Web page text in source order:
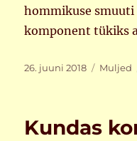
hommikuse smuuti
komponent tükiks
Postitatud
26. juuni 2018 Muljed
Kundas